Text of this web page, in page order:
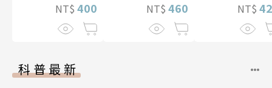
NT$ 400 NT$ 460 NT$
科普最新